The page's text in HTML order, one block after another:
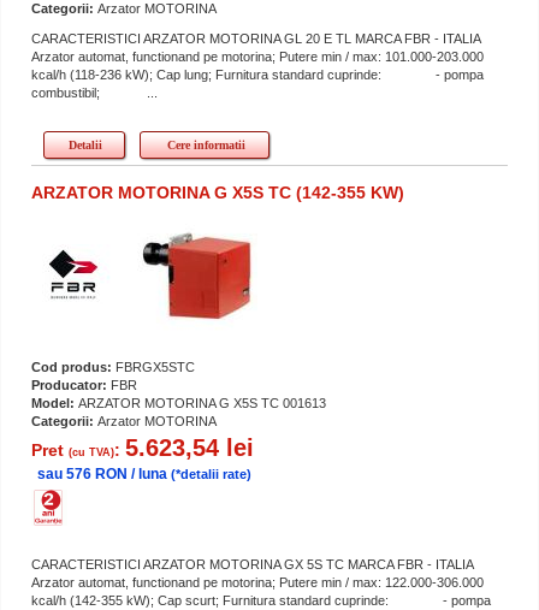
Categorii: Arzator MOTORINA
CARACTERISTICI ARZATOR MOTORINA GL 20 E TL MARCA FBR - ITALIA
Arzator automat, functionand pe motorina; Putere min / max: 101.000-203.000
kcal/h (118-236 kW); Cap lung; Furnitura standard cuprinde: - pompa
combustibil; ...
Detalii Cere informatii
ARZATOR MOTORINA G X5S TC (142-355 KW)
Cod produs: FBRGX5STC
Producator: FBR
Model: ARZATOR MOTORINA G X5S TC 001613
Categorii: Arzator MOTORINA
Pret (cu TVA): 5.623,54 lei
sau 576 RON / luna (*detalii rate)
CARACTERISTICI ARZATOR MOTORINA GX 5S TC MARCA FBR - ITALIA
Arzator automat, functionand pe motorina; Putere min / max: 122.000-306.000
kcal/h (142-355 kW); Cap scurt; Furnitura standard cuprinde: - pompa